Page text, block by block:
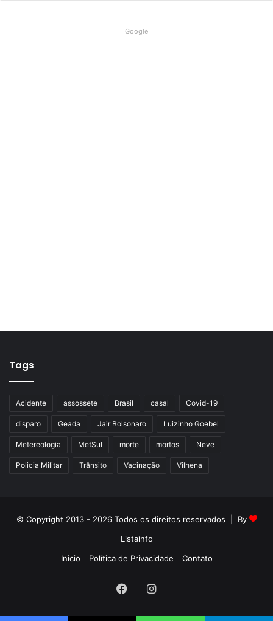
Google
Tags
Acidente assossete Brasil casal Covid-19
disparo Geada Jair Bolsonaro Luizinho Goebel
Metereologia MetSul morte mortos Neve
Policia Militar Trânsito Vacinação Vilhena
© Copyright 2013 - 2026 Todos os direitos reservados | By
Listainfo
Inicio
Política de Privacidade Contato
FacebookInstagram